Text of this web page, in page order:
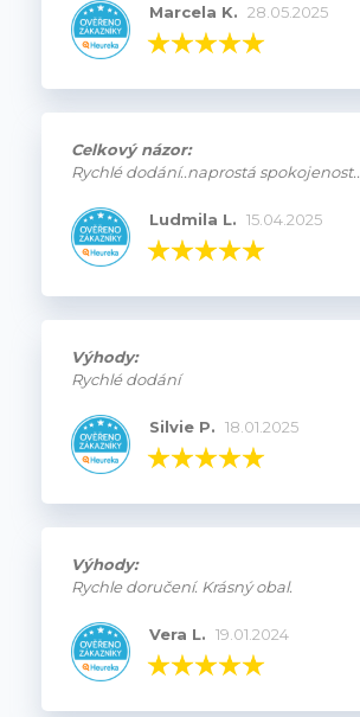
Marcela K. 28.05.2025
Celkový názor:
Rychlé dodání..naprostá spokojenost..
Ludmila L. 15.04.2025
Výhody:
Rychlé dodání
Silvie P. 18.01.2025
Výhody:
Rychle doručení. Krásný obal.
Vera L. 19.01.2024